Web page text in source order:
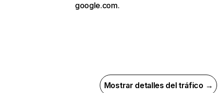
google.com.
Mostrar detalles del tráfico →